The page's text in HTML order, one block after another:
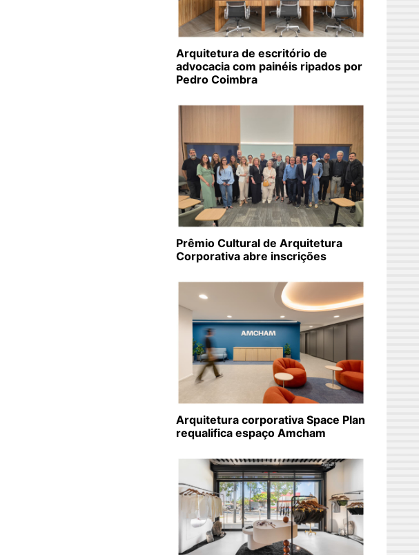
Arquitetura de escritório de
advocacia com painéis ripados por
Pedro Coimbra
Prêmio Cultural de Arquitetura
Corporativa abre inscrições
Arquitetura corporativa Space Plan
requalifica espaço Amcham